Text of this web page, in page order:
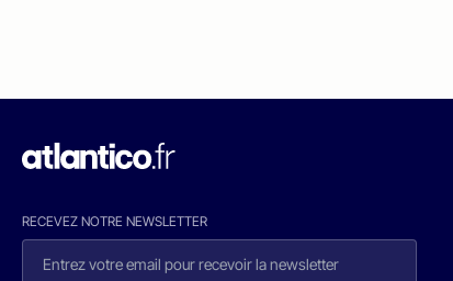
RECEVEZ NOTRE NEWSLETTER